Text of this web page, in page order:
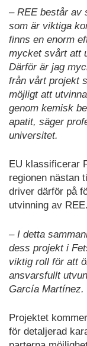
– REE består av
som är viktiga
finns en enorm
mycket svårt att
Därför är jag
från vårt projekt
möjligt att
genom kemisk
apatit, säger
universitet.
EU klassificerar
regionen nästan
driver därför på
utvinning av REE.
– I detta
dess projekt i
viktig roll för att
ansvarsfullt
García Martínez.
Projektet
för detaljerad